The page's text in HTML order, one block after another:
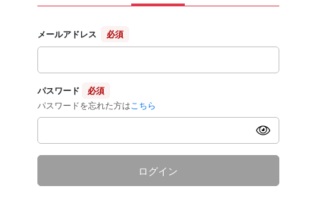
メールアドレス 必須
パスワード
必須
パスワードを忘れた方は こちら
ログイン